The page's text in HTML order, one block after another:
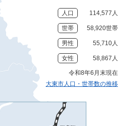
人口 114,577人
世帯 58,920世帯
男性 55,710人
女性 58,867人
令和8年6月末現在
大東市人口・世帯数の推移